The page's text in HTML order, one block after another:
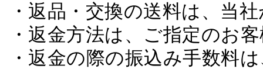
・返品・交換の送料は、当
・返金方法は、ご指定のお
・返金の際の振込み手数料